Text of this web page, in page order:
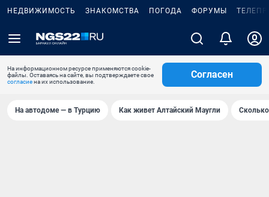
НЕДВИЖИМОСТЬ ЗНАКОМСТВА ПОГОДА ФОРУМЫ
На информационном ресурсе применяются cookie-
файлы. Оставаясь на сайте, вы подтверждаете свое
согласиена их использование.
Согласен
На автодоме — в Турцию Как живет Алтайский Маугли